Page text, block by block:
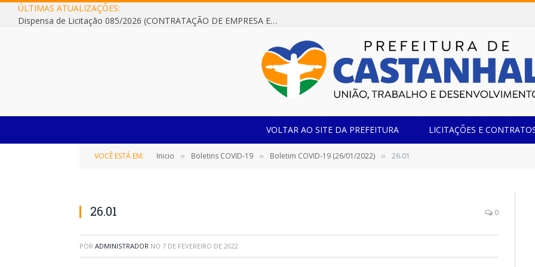
ÚLTIMAS ATUALIZAÇÕES:
Dispensa de Licitação 085/2026 (CONTRATAÇÃO DE EMPRESA ESPECIALIZADA NA FABRICAÇÃO DE MÓVEIS SOB MEDIDA COM ESTRUTURA METÁLICA EM METALON PARA ATENDIMENTO DAS NECESSIDADES DA SALA SIMOV DA EMEF MADRE MARIA VIGANÓ)
VOLTAR AO SITE DA PREFEITURA LICITAÇÕES E
VOCÊ ESTÁ EM: Inicio » Boletins COVID-19 » Boletim COVID-19 (26/01/2022) » 26.01
26.01 0
POR ADMINISTRADOR NO 7 DE FEVEREIRO DE 2022